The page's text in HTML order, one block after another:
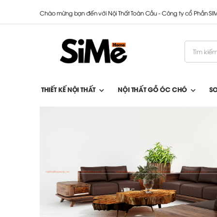
Chào mừng bạn đến với Nội Thất Toàn Cầu - Công ty cổ Phần
THIẾT KẾ NỘI THẤT NỘI THẤT GỖ ÓC CHÓ